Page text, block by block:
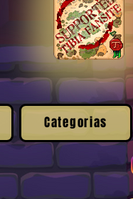
Categorias